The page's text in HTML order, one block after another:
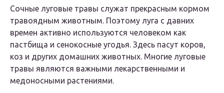
Сочные луговые травы служат прекрасным кормом
травоядным животным. Поэтому луга с давних
времен активно используются человеком как
пастбища и сенокосные угодья. Здесь пасут коров,
коз и других домашних животных. Многие луговые
травы являются важными лекарственными и
медоносными растениями.